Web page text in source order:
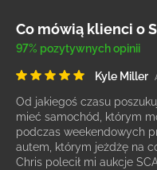
Co mówią klienci o
97% pozytywnych opinii
Kyle Miller
Od jakiegoś czasu
mieć samochód, którym
podczas weekendowych
autem, którym jeżdżę na
Chris polecił mi aukcje